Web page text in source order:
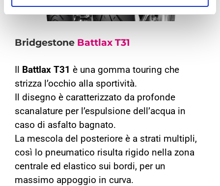
Bridgestone Battlax T31
Battlax T31 è una gomma touring che
strizza l’occhio alla sportività.
Il disegno è caratterizzato da profonde
scanalature per l’espulsione dell’acqua in
caso di asfalto bagnato.
La mescola del posteriore è a strati multipli,
così lo pneumatico risulta rigido nella zona
centrale ed elastico sui bordi, per un
massimo appoggio in curva.